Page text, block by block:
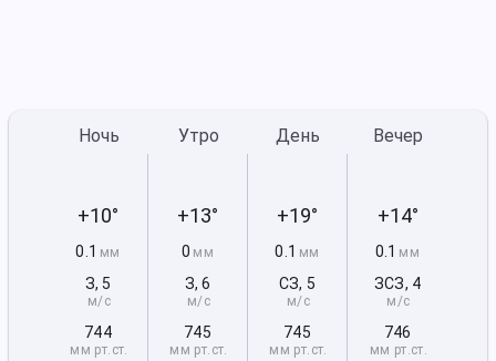
Ночь
+10°
0.1 мм
З, 5
м/с
744
мм рт.ст.
Утро
+13°
0 мм
З,6
м/с
745
мм рт.ст.
День
+19°
0.1 мм
СЗ, 5
м/с
745
мм рт.ст.
Вечер
+14°
0.1 мм
ЗСЗ, 4
м/с
746
мм рт.ст.